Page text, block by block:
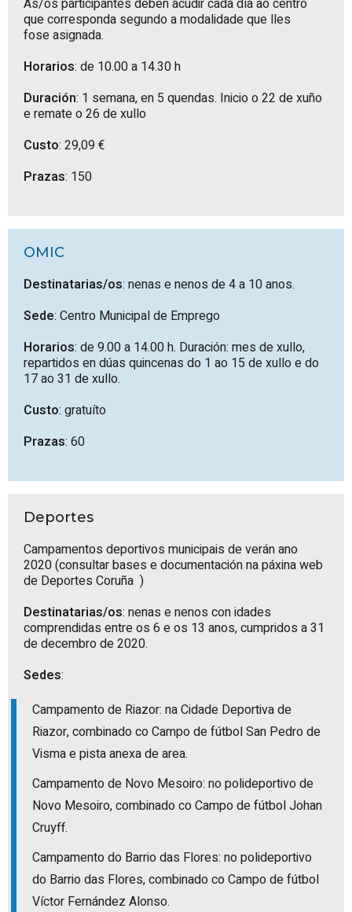
As/os participantes deben acudir cada día ao centro
que corresponda segundo a modalidade que lles
fose asignada.
Horarios: de 10.00 a 14.30 h
Duración: 1 semana, en 5 quendas. Inicio o 22 de xuño
e remate o 26 de xullo
Custo: 29,09 €
Prazas: 150
OMIC
Destinatarias/os: nenas e nenos de 4 a 10 anos.
Sede: Centro Municipal de Emprego
Horarios: de 9.00 a 14.00 h. Duración: mes de xullo,
repartidos en dúas quincenas do 1 ao 15 de xullo e do
17 ao 31 de xullo.
Custo: gratuíto
Prazas: 60
Deportes
Campamentos deportivos municipais de verán ano
2020 (consultar bases e documentación na páxina web
de Deportes Coruña )
Destinatarias/os: nenas e nenos con idades
comprendidas entre os 6 e os 13 anos, cumpridos a 31
de decembro de 2020.
Sedes:
Campamento de Riazor: na Cidade Deportiva de
Riazor, combinado co Campo de fútbol San Pedro de
Visma e pista anexa de area.
Campamento de Novo Mesoiro: no polideportivo de
Novo Mesoiro, combinado co Campo de fútbol Johan
Cruyff.
Campamento do Barrio das Flores: no polideportivo
do Barrio das Flores, combinado co Campo de fútbol
Víctor Fernández Alonso.